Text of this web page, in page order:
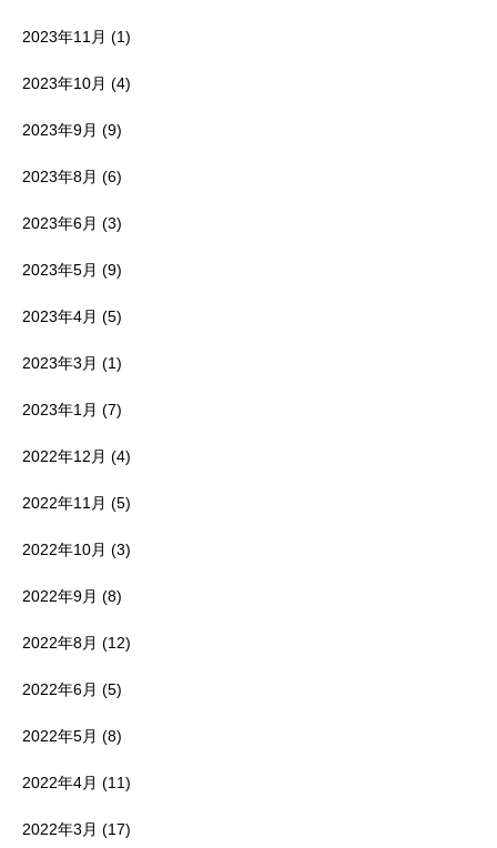
2023年11月 (1)
2023年10月 (4)
2023年9月 (9)
2023年8月 (6)
2023年6月 (3)
2023年5月 (9)
2023年4月 (5)
2023年3月 (1)
2023年1月 (7)
2022年12月 (4)
2022年11月 (5)
2022年10月 (3)
2022年9月 (8)
2022年8月 (12)
2022年6月 (5)
2022年5月 (8)
2022年4月 (11)
2022年3月 (17)